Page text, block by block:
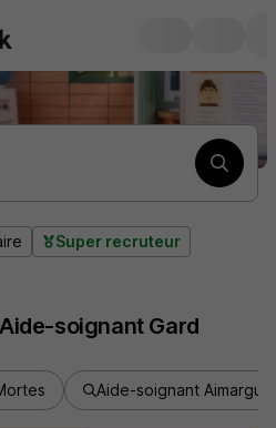
Super recruteur
Aide-soignant Gard
Aide-soignant